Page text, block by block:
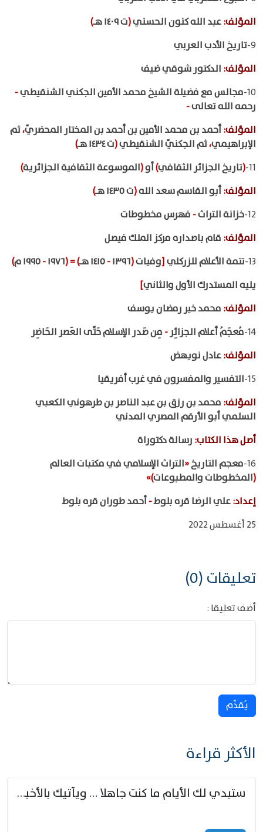
المؤلف:عبد الله كنون الحسني(ت ١٤٠٩ هـ
)
9- تاريخ الأدب العربي
المؤلف: الدكتور شوقي ضيف
10- مجالس مع فضيلة الشيخ محمد الأمين الجكني الشنقيطي-
رحمه الله تعالى-
المؤلف:أحمد بن محمد الأمين بن أحمد بن المختار المحضريّ،ثم
الإبراهيمي،ثم الجكنيّ الشنقيطي(ت ١٤٣٤ هـ
)
11-
(تاريخ الجزائر الثقافي)أو(الموسوعة الثقافية الجزائرية)
المؤلف:أبو القاسم سعد الله(ت ١٤٣٥ هـ
)
12- خزانة التراث- فهرس مخطوطات
المؤلف: قام باصداره مركز الملك فيصل
13- تتمة الأعلام للزركلي[وفيات(١٣٩٦-
)
=
(١٩٧٦-
)
يليه المستدرك الأول والثاني]
المؤلف: محمد خير رمضان يوسف
14- مُعجَمُ أعلام الجزائِر- مِن صَدر الإسلام حَتّى العَصر الحَاضِر
المؤلف:عادل نويهض
15- التفسير والمفسرون في غرب أفريقيا
المؤلف: محمد بن رزق بن عبد الناصر بن طرهوني الكعبي
السلمي أبو الأرقم المصري المدني
أصل هذا الكتاب: رسالة دكتوراة
16- معجم التاريخ«التراث الإسلامي في مكتبات العالم
(المخطوطات والمطبوعات)»
إعداد:علي الرضا قره بلوط-أحمد طوران قره بلوط
25 أغسطس 2022
تعليقات (0)
أضف تعليقا :
يُقدِّم
الأكثر قراءة
ستبدي لك الأيام ما كنت جاهلا … ويأتيك بالأخبار من لم تزوّد